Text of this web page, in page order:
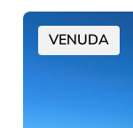
VENUDA